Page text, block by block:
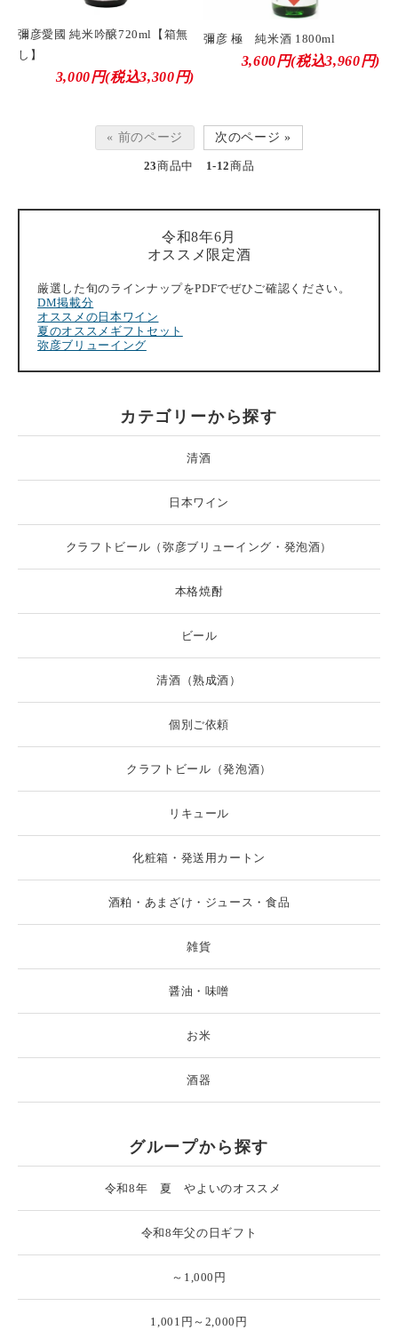
彌彦愛國 純米吟醸720ml【箱無
し】
3,000円(税込3,300円)
彌彦 極 純米酒 1800ml
3,600円(税込3,960円)
« 前のページ 次のページ »
23商品中 1-12商品
令和8年6月
オススメ限定酒
厳選した旬のラインナップをPDFでぜひご確認ください。
DM掲載分
オススメの日本ワイン
夏のオススメギフトセット
弥彦ブリューイング
カテゴリーから探す
清酒
日本ワイン
クラフトビール（弥彦ブリューイング・発泡酒）
本格焼酎
ビール
清酒（熟成酒）
個別ご依頼
クラフトビール（発泡酒）
リキュール
化粧箱・発送用カートン
酒粕・あまざけ・ジュース・食品
雑貨
醤油・味噌
お米
酒器
グループから探す
令和8年 夏 やよいのオススメ
令和8年父の日ギフト
～1,000円
1,001円～2,000円